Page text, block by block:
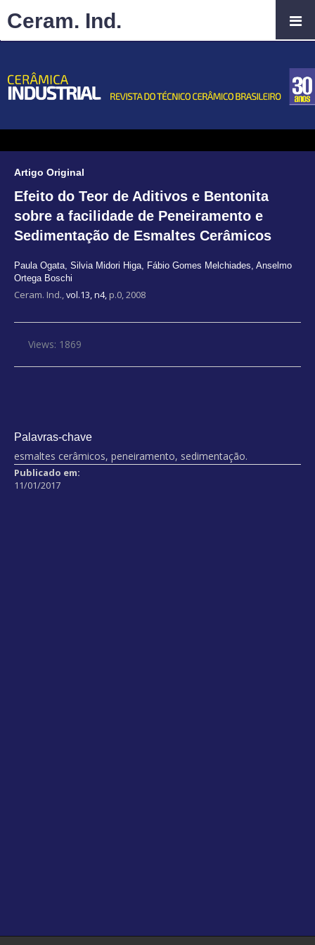
Artigo Original
Efeito do Teor de Aditivos e Bentonita
sobre a facilidade de Peneiramento e
Sedimentação de Esmaltes Cerâmicos
Paula Ogata, Silvia Midori Higa, Fábio Gomes Melchiades, Anselmo
Ortega Boschi
Ceram. Ind.,vol.13, n4, p.0, 2008
Views: 1869
Palavras-chave
esmaltes cerâmicos, peneiramento, sedimentação.
Publicado em:
11/01/2017
Ceram. Ind.